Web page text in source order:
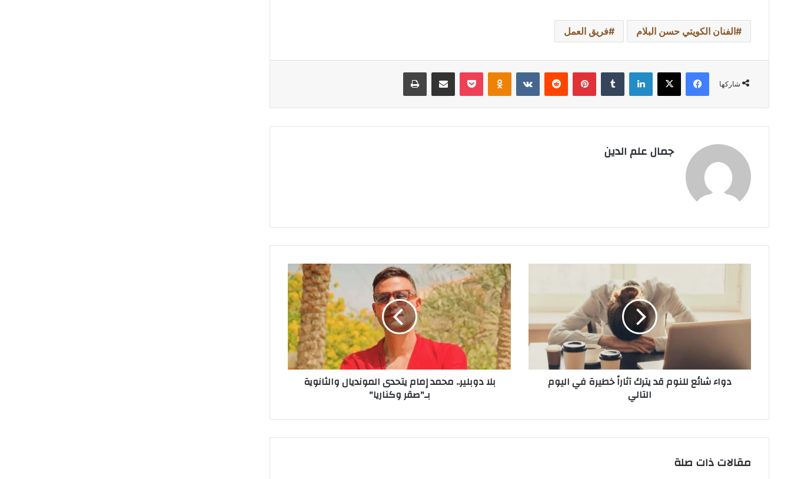
الفنان الكويتي حسن البلام فريق العمل
شاركها
فيسبوك ‫X لينكدإن بينتيريست Odnoklassniki
‫Pocket مشاركة عبر البريد طباعة
جمال علم الدين
يترك
اليوم
دواء شائع للنوم قد يترك آثاراً خطيرة في اليوم
التالي
بلا
دوبلير..
محمد
إمام
يتحدى
المونديال
والثانوية
بـ"صقر
وكناريا"
بلا دوبلير.. محمد إمام يتحدى المونديال والثانوية
بـ"صقر وكناريا"
مقالات ذات صلة